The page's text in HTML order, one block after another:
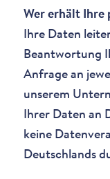
Wer erhält Ihre
Ihre Daten
Beantwortung
Anfrage an
unserem
Ihrer Daten an
keine
Deutschlands